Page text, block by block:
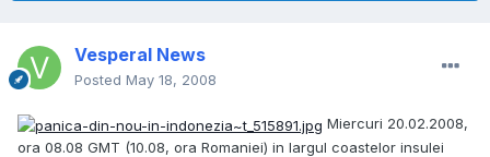
Vesperal News
Posted May 18, 2008
Miercuri 20.02.2008,
ora 08.08 GMT (10.08, ora Romaniei) in largul coastelor insulei